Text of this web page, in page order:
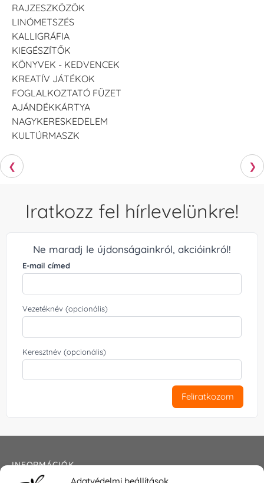
RAJZESZKÖZÖK
LINÓMETSZÉS
KALLIGRÁFIA
KIEGÉSZÍTŐK
KÖNYVEK - KEDVENCEK
KREATÍV JÁTÉKOK
FOGLALKOZTATÓ FÜZET
AJÁNDÉKKÁRTYA
NAGYKERESKEDELEM
KULTÚRMASZK
❮ ❯
Iratkozz fel hírlevelünkre!
Ne maradj le újdonságainkról, akcióinkról!
E-mail címed
Vezetéknév (opcionális)
Keresztnév (opcionális)
Feliratkozom
INFORMÁCIÓK